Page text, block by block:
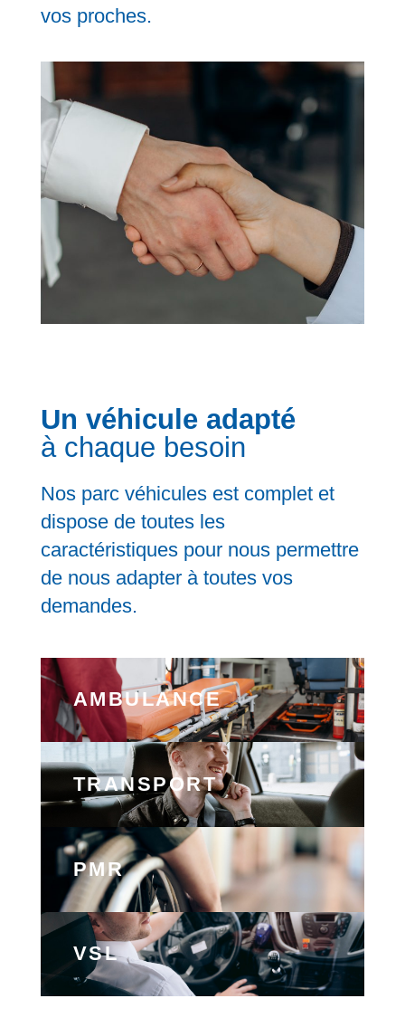
vos proches.
Un véhicule adapté
à chaque besoin
Nos parc véhicules est complet et
dispose de toutes les
caractéristiques pour nous permettre
de nous adapter à toutes vos
demandes.
AMBULANCE
TRANSPORT
PMR
VSL